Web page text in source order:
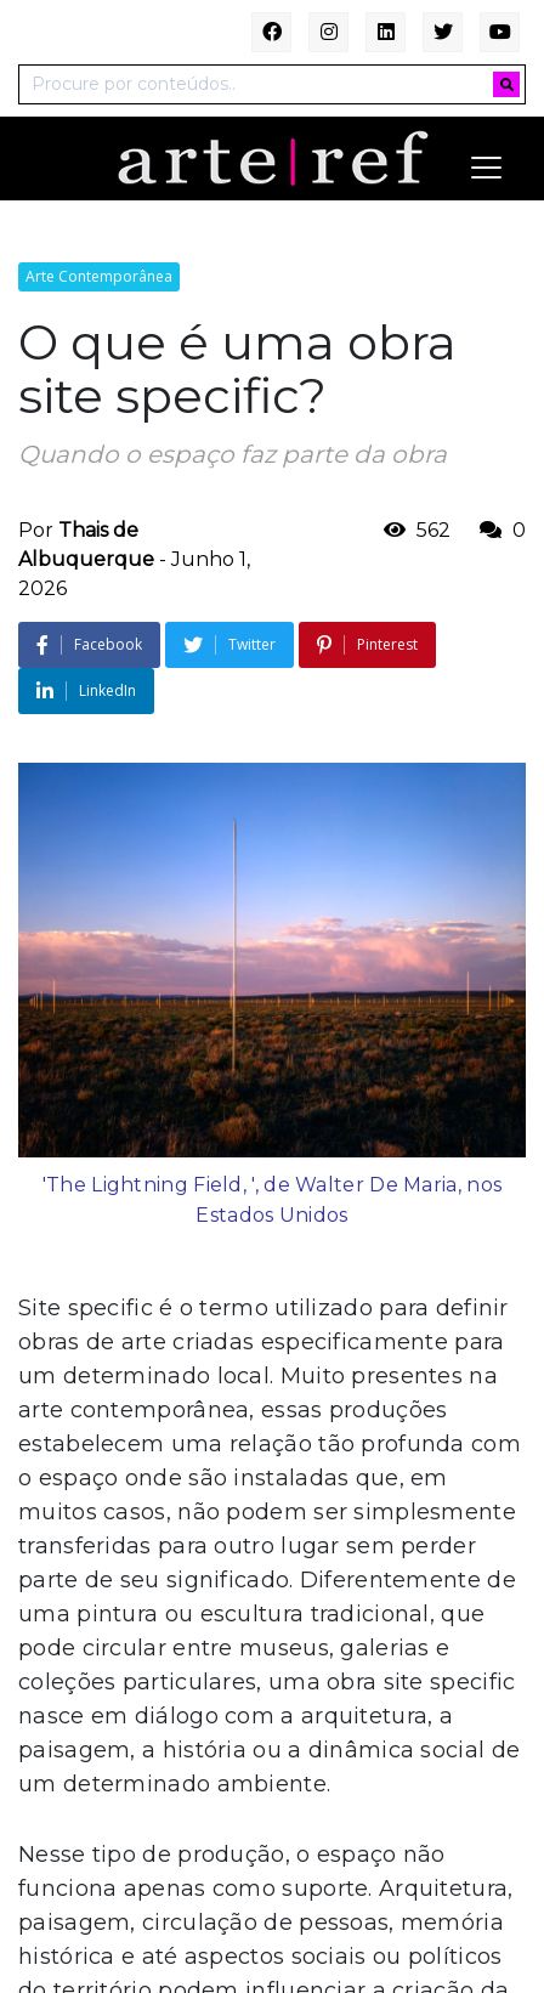
Arte Contemporânea
O que é uma obra
site specific?
Quando o espaço faz parte da obra
Por Thais de
Albuquerque -Junho 1,
2026
562 0
Facebook Twitter Pinterest
LinkedIn
'The Lightning Field, ', de Walter De Maria, nos
Estados Unidos
Site specific é o termo utilizado para definir
obras de arte criadas especificamente para
um determinado local. Muito presentes na
arte contemporânea, essas produções
estabelecem uma relação tão profunda com
o espaço onde são instaladas que, em
muitos casos, não podem ser simplesmente
transferidas para outro lugar sem perder
parte de seu significado. Diferentemente de
uma pintura ou escultura tradicional, que
pode circular entre museus, galerias e
coleções particulares, uma obra site specific
nasce em diálogo com a arquitetura, a
paisagem, a história ou a dinâmica social de
um determinado ambiente.
Nesse tipo de produção, o espaço não
funciona apenas como suporte. Arquitetura,
paisagem, circulação de pessoas, memória
histórica e até aspectos sociais ou políticos